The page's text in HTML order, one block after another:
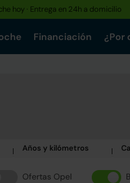
hoy · Entrega en 24h a domicilio
Financiación ¿Por
Años y kilómetros
Ofertas Opel